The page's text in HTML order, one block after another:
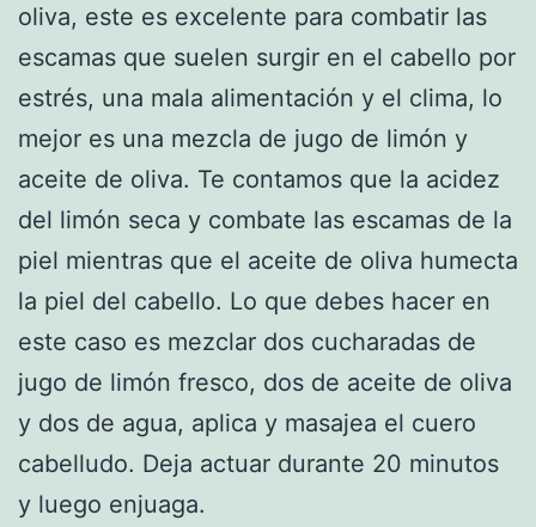
oliva, este es excelente para combatir las
escamas que suelen surgir en el cabello por
estrés, una mala alimentación y el clima, lo
mejor es una mezcla de jugo de limón y
aceite de oliva. Te contamos que la acidez
del limón seca y combate las escamas de la
piel mientras que el aceite de oliva humecta
la piel del cabello. Lo que debes hacer en
este caso es mezclar dos cucharadas de
jugo de limón fresco, dos de aceite de oliva
y dos de agua, aplica y masajea el cuero
cabelludo. Deja actuar durante 20 minutos
y luego enjuaga.